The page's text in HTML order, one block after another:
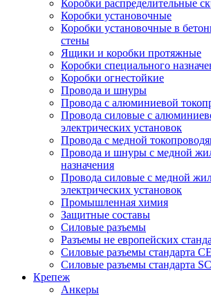
Коробки распределительные
Коробки установочные
Коробки установочные в
стены
Ящики и коробки протяжные
Коробки специального
Коробки огнестойкие
Провода и шнуры
Провода с алюминиевой
Провода силовые с
электрических установок
Провода с медной
Провода и шнуры с медной
назначения
Провода силовые с медной
электрических установок
Промышленная химия
Защитные составы
Силовые разъемы
Разъемы не европейских
Силовые разъемы стандарта
Силовые разъемы стандарта
Крепеж
Анкеры